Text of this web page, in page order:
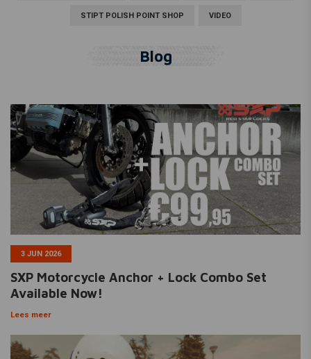
STIPT POLISH POINT SHOP VIDEO
Blog
3 JUN 2026
SXP Motorcycle Anchor + Lock Combo Set
Available Now!
Lees meer